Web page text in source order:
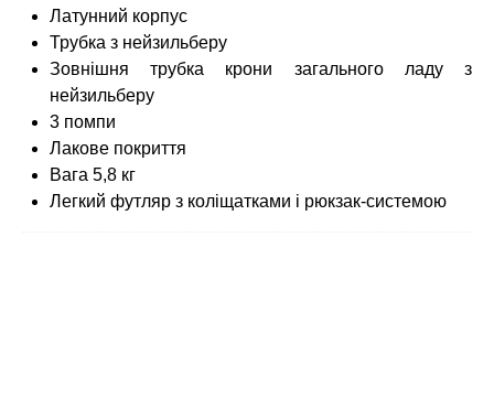
Латунний корпус
Трубка з нейзильберу
Зовнішня трубка крони загального ладу з
нейзильберу
3 помпи
Лакове покриття
Вага 5,8 кг
Легкий футляр з коліщатками і рюкзак-системою